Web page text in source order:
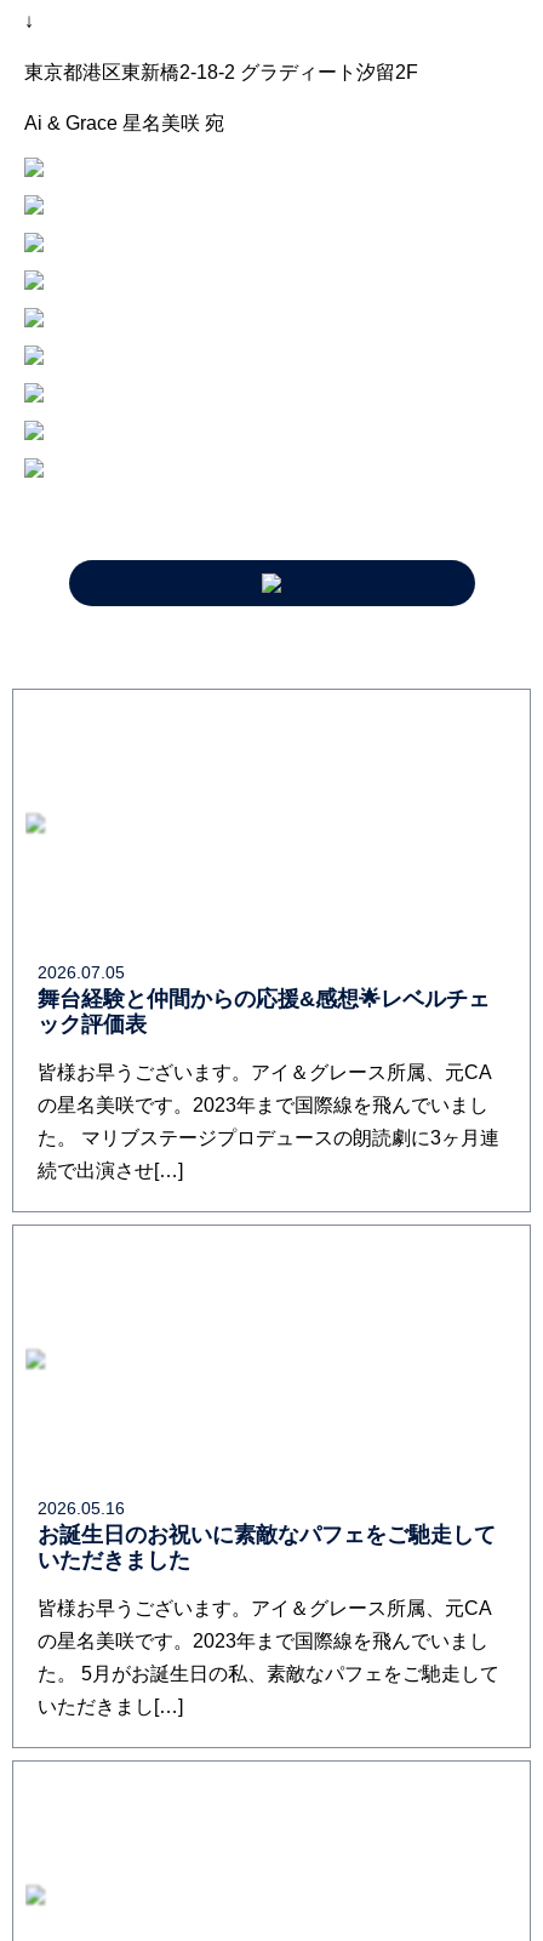
↓
東京都港区東新橋2-18-2 グラディート汐留2F
Ai & Grace 星名美咲 宛
2026.07.05
舞台経験と仲間からの応援&感想🌟レベルチェ
ック評価表
皆様お早うございます。アイ＆グレース所属、元CA
の星名美咲です。2023年まで国際線を飛んでいまし
た。 マリブステージプロデュースの朗読劇に3ヶ月連
続で出演させ[…]
2026.05.16
お誕生日のお祝いに素敵なパフェをご馳走して
いただきました
皆様お早うございます。アイ＆グレース所属、元CA
の星名美咲です。2023年まで国際線を飛んでいまし
た。 5月がお誕生日の私、素敵なパフェをご馳走して
いただきまし[…]